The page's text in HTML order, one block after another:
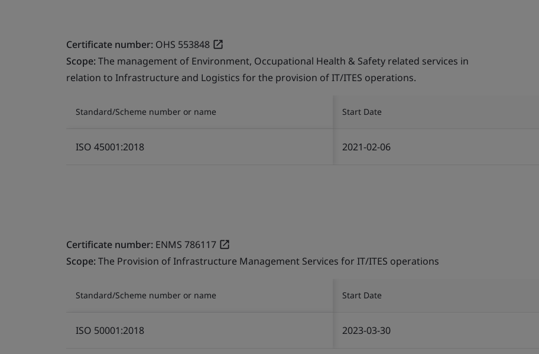
Certificate number: OHS 553848
Scope:The management of Environment, Occupational Health & Safety related services in
relation to Infrastructure and Logistics for the provision of IT/ITES operations.
Standard/Scheme number or name Start Date
ISO 45001:2018 2021-02-06
Certificate number: ENMS 786117
Scope:The Provision of Infrastructure Management Services for IT/ITES operations
Standard/Scheme number or name Start Date
ISO 50001:2018 2023-03-30